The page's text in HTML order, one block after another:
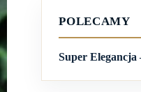
POLECAMY
Super Elegancja